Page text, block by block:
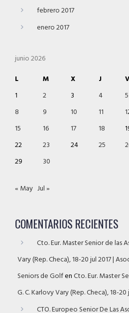
febrero 2017
enero 2017
junio 2026
L
M X J V
1
2 3 4 5
8
9 10 11
15
16 17 18
22
23 24 25
29
30
« May Jul »
COMENTARIOS RECIENTES
Cto. Eur. Master Senior de las
Vary (Rep. Checa), 18-20 jul 2017 |
Seniors de GolfenCto. Eur. Master
G. C. Karlovy Vary (Rep. Checa), 18-20
CTO. Europeo Senior De Las